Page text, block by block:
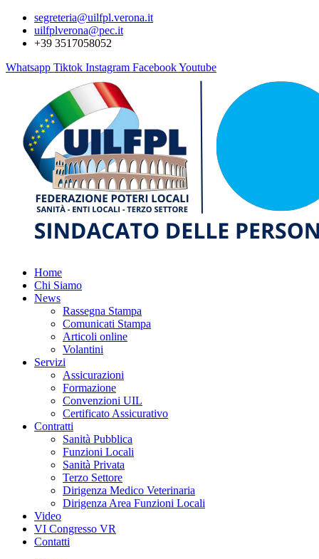
segreteria@uilfpl.verona.it
uilfplverona@pec.it
+39 3517058052
Whatsapp Tiktok Instagram FacebookYoutube
Home
Chi Siamo
News
Rassegna Stampa
Comunicati Stampa
Articoli online
Volantini
Servizi
Assicurazioni
Formazione
Convenzioni UIL
Certificato Assicurativo
Contratti
Sanità Pubblica
Funzioni Locali
Sanità Privata
Terzo Settore
Dirigenza Medico Veterinaria
Dirigenza Area Funzioni Locali
Video
VI Congresso VR
Contatti